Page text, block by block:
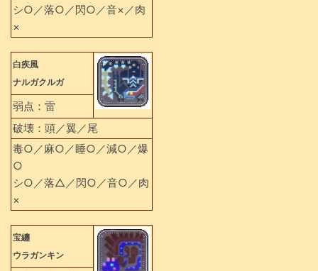
シ○／落○／閃○／音×／肉
×
白疾風
ナルガクルガ
弱点：雷
破壊：頭／翼／尾
毒○／麻○／睡○／減○／爆
○
シ○／落△／閃○／音○／肉
×
宝纏
ウラガンキン